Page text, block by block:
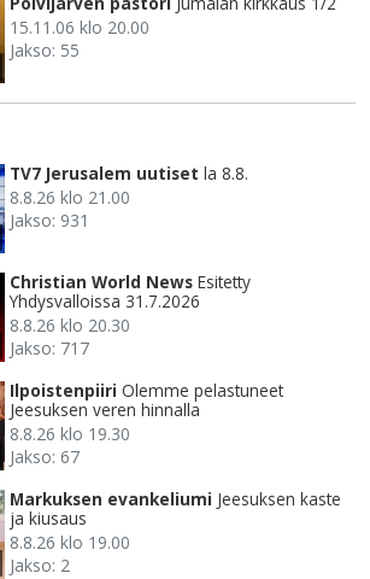
15.11.06 klo 20.00
Jakso: 55
TV7 Jerusalem uutiset la 8.8.
8.8.26 klo 21.00
Jakso: 931
Christian World News Esitetty
Yhdysvalloissa 31.7.2026
8.8.26 klo 20.30
Jakso: 717
Ilpoistenpiiri Olemme pelastuneet
Jeesuksen veren hinnalla
8.8.26 klo 19.30
Jakso: 67
Markuksen evankeliumi Jeesuksen kaste
ja kiusaus
8.8.26 klo 19.00
Jakso: 2